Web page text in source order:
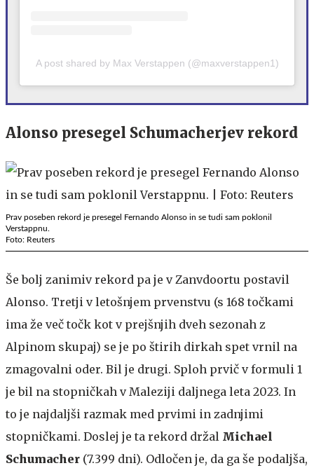
A post shared by Max Verstappen (@maxverstappen1)
Alonso presegel Schumacherjev rekord
Prav poseben rekord je presegel Fernando Alonso in se tudi sam poklonil
Verstappnu.
Foto: Reuters
Še bolj zanimiv rekord pa je v Zanvdoortu postavil
Alonso. Tretji v letošnjem prvenstvu (s 168 točkami
ima že več točk kot v prejšnjih dveh sezonah z
Alpinom skupaj) se je po štirih dirkah spet vrnil na
zmagovalni oder. Bil je drugi. Sploh prvič v formuli 1
je bil na stopničkah v Maleziji daljnega leta 2023. In
to je najdaljši razmak med prvimi in zadnjimi
stopničkami. Doslej je ta rekord držal Michael
Schumacher (7.399 dni). Odločen je, da ga še podaljša,